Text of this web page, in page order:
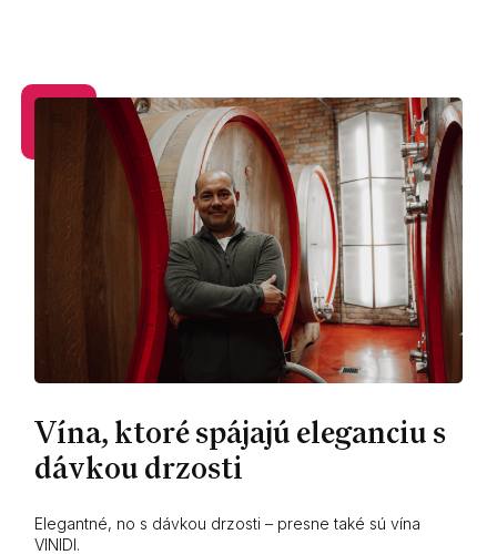
Vína, ktoré spájajú eleganciu s
dávkou drzosti
Elegantné, no s dávkou drzosti – presne také sú vína
VINIDI.